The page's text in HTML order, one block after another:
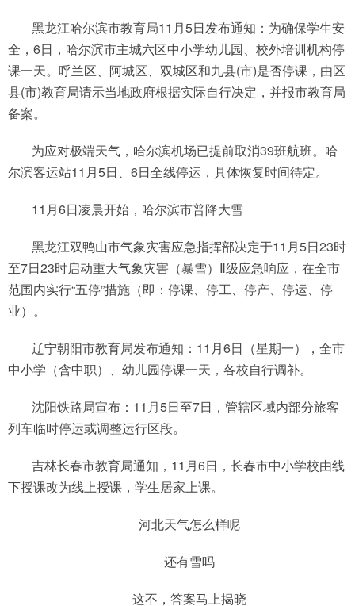
黑龙江哈尔滨市教育局11月5日发布通知：为确保学生安
全，6日，哈尔滨市主城六区中小学幼儿园、校外培训机构停
课一天。呼兰区、阿城区、双城区和九县(市)是否停课，由区
县(市)教育局请示当地政府根据实际自行决定，并报市教育局
备案。
为应对极端天气，哈尔滨机场已提前取消39班航班。哈
尔滨客运站11月5日、6日全线停运，具体恢复时间待定。
11月6日凌晨开始，哈尔滨市普降大雪
黑龙江双鸭山市气象灾害应急指挥部决定于11月5日23时
至7日23时启动重大气象灾害（暴雪）Ⅱ级应急响应，在全市
范围内实行“五停”措施（即：停课、停工、停产、停运、停
业）。
辽宁朝阳市教育局发布通知：11月6日（星期一），全市
中小学（含中职）、幼儿园停课一天，各校自行调补。
沈阳铁路局宣布：11月5日至7日，管辖区域内部分旅客
列车临时停运或调整运行区段。
吉林长春市教育局通知，11月6日，长春市中小学校由线
下授课改为线上授课，学生居家上课。
河北天气怎么样呢
还有雪吗
这不，答案马上揭晓